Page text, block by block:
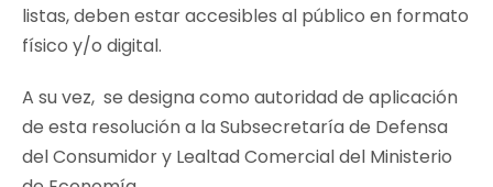
listas, deben estar accesibles al público en formato
físico y/o digital.
A su vez, se designa como autoridad de aplicación
de esta resolución a la Subsecretaría de Defensa
del Consumidor y Lealtad Comercial del Ministerio